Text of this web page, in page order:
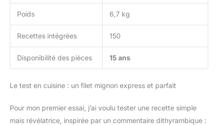
l'accessoire EXTRA
CRISP (vendu
séparément) et sa
fonction air fryer (friteuse
sans huile) INCLUS :
cuve de 6 L antiadhésive
vaisselle et couvercle de
Poids 6,7 kg
Recettes intégrées 150
Disponibilité des pièces 15 ans
Le test en cuisine : un filet mignon express et parfait
Pour mon premier essai, j’ai voulu tester une recette simple
mais révélatrice, inspirée par un commentaire dithyrambique :